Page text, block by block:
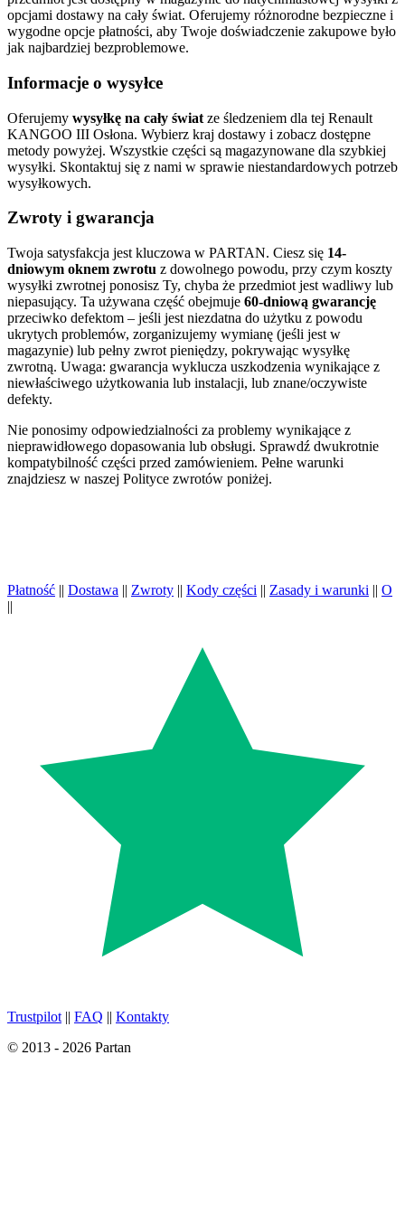
opcjami dostawy na cały świat. Oferujemy różnorodne bezpieczne i
wygodne opcje płatności, aby Twoje doświadczenie zakupowe było
jak najbardziej bezproblemowe.
Informacje o wysyłce
Oferujemy wysyłkę na cały świat ze śledzeniem dla tej Renault
KANGOO III Osłona. Wybierz kraj dostawy i zobacz dostępne
metody powyżej. Wszystkie części są magazynowane dla szybkiej
wysyłki. Skontaktuj się z nami w sprawie niestandardowych potrzeb
wysyłkowych.
Zwroty i gwarancja
Twoja satysfakcja jest kluczowa w PARTAN. Ciesz się 14-
dniowym oknem zwrotu z dowolnego powodu, przy czym koszty
wysyłki zwrotnej ponosisz Ty, chyba że przedmiot jest wadliwy lub
niepasujący. Ta używana część obejmuje 60-dniową gwarancję
przeciwko defektom – jeśli jest niezdatna do użytku z powodu
ukrytych problemów, zorganizujemy wymianę (jeśli jest w
magazynie) lub pełny zwrot pieniędzy, pokrywając wysyłkę
zwrotną. Uwaga: gwarancja wyklucza uszkodzenia wynikające z
niewłaściwego użytkowania lub instalacji, lub znane/oczywiste
defekty.
Nie ponosimy odpowiedzialności za problemy wynikające z
nieprawidłowego dopasowania lub obsługi. Sprawdź dwukrotnie
kompatybilność części przed zamówieniem. Pełne warunki
znajdziesz w naszej Polityce zwrotów poniżej.
Płatność || Dostawa || Zwroty || Kody części || Zasady i warunki || O
||
Trustpilot || FAQ || Kontakty
© 2013 - 2026 Partan